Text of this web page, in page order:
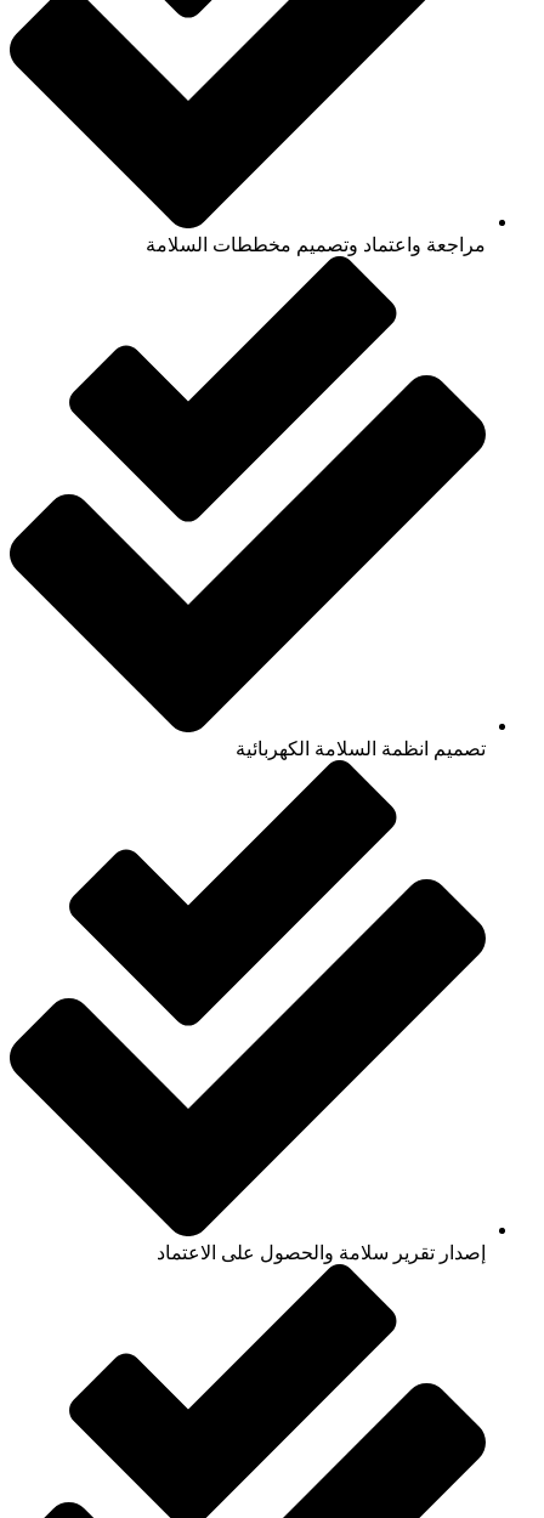
مراجعة واعتماد وتصميم مخططات السلامة
تصميم انظمة السلامة الكهربائية
إصدار تقرير سلامة والحصول على الاعتماد